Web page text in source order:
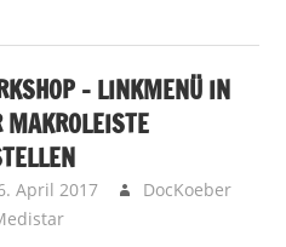
– LINKMENÜ IN
MAKROLEISTE
April 2017
DocKoeber